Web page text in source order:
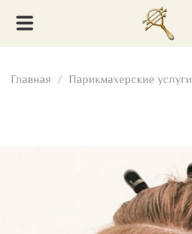
Главная Парикмахерские услуги